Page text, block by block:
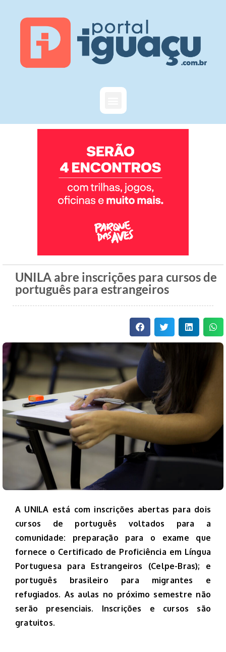
UNILA abre inscrições para cursos de
português para estrangeiros
A UNILA está com inscrições abertas para dois
cursos de português voltados para a
comunidade: preparação para o exame que
fornece o Certificado de Proficiência em Língua
Portuguesa para Estrangeiros (Celpe-Bras); e
português brasileiro para migrantes e
refugiados. As aulas no próximo semestre não
serão presenciais. Inscrições e cursos são
gratuitos.